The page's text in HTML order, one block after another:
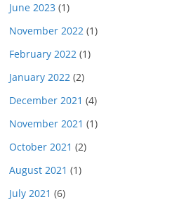
June 2023 (1)
November 2022 (1)
February 2022 (1)
January 2022 (2)
December 2021 (4)
November 2021 (1)
October 2021 (2)
August 2021 (1)
July 2021 (6)